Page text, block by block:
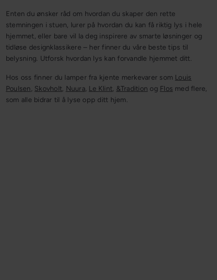
Enten du ønsker råd om hvordan du skaper den rette
stemningen i stuen, lurer på hvordan du kan få riktig lys i hele
hjemmet, eller bare vil la deg inspirere av smarte løsninger og
tidløse designklassikere – her finner du våre beste tips til
belysning. Utforsk hvordan lys kan forvandle hjemmet ditt.
Hos oss finner du lamper fra kjente merkevarer som Louis
Poulsen, Skovholt, Nuura, Le Klint, &Tradition og Flos med flere,
som alle bidrar til å lyse opp ditt hjem.